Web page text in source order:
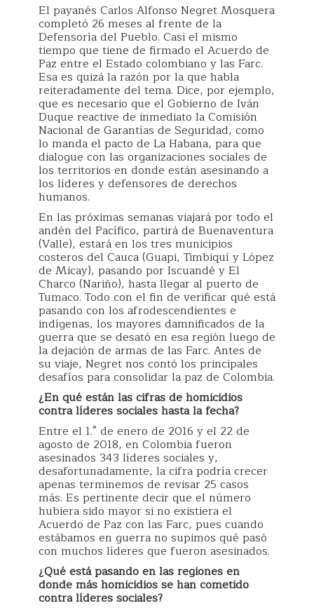
El payanés Carlos Alfonso Negret Mosquera
completó 26 meses al frente de la
Defensoría del Pueblo. Casi el mismo
tiempo que tiene de firmado el Acuerdo de
Paz entre el Estado colombiano y las Farc.
Esa es quizá la razón por la que habla
reiteradamente del tema. Dice, por ejemplo,
que es necesario que el Gobierno de Iván
Duque reactive de inmediato la Comisión
Nacional de Garantías de Seguridad, como
lo manda el pacto de La Habana, para que
dialogue con las organizaciones sociales de
los territorios en donde están asesinando a
los líderes y defensores de derechos
humanos.
En las próximas semanas viajará por todo el
andén del Pacífico, partirá de Buenaventura
(Valle), estará en los tres municipios
costeros del Cauca (Guapi, Timbiquí y López
de Micay), pasando por Iscuandé y El
Charco (Nariño), hasta llegar al puerto de
Tumaco. Todo con el fin de verificar qué está
pasando con los afrodescendientes e
indígenas, los mayores damnificados de la
guerra que se desató en esa región luego de
la dejación de armas de las Farc. Antes de
su viaje, Negret nos contó los principales
desafíos para consolidar la paz de Colombia.
¿En qué están las cifras de homicidios
contra líderes sociales hasta la fecha?
Entre el 1.° de enero de 2016 y el 22 de
agosto de 2018, en Colombia fueron
asesinados 343 líderes sociales y,
desafortunadamente, la cifra podría crecer
apenas terminemos de revisar 25 casos
más. Es pertinente decir que el número
hubiera sido mayor si no existiera el
Acuerdo de Paz con las Farc, pues cuando
estábamos en guerra no supimos qué pasó
con muchos líderes que fueron asesinados.
¿Qué está pasando en las regiones en
donde más homicidios se han cometido
contra líderes sociales?